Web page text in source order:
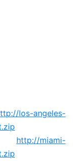
los-angeles-
http://miami-